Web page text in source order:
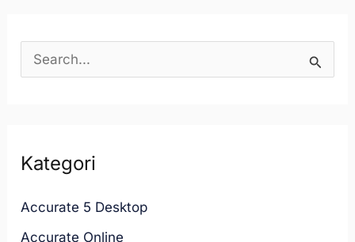
u
n
Kategori
Accurate 5 Desktop
Accurate Online